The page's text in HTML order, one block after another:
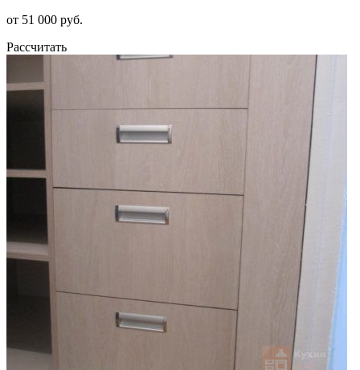
от 51 000 руб.
Рассчитать